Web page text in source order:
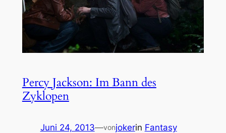
Percy Jackson: Im Bann des
Zyklopen
Juni 24, 2013—vonjokerin Fantasy